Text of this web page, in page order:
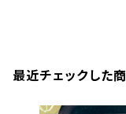
最近チェックした